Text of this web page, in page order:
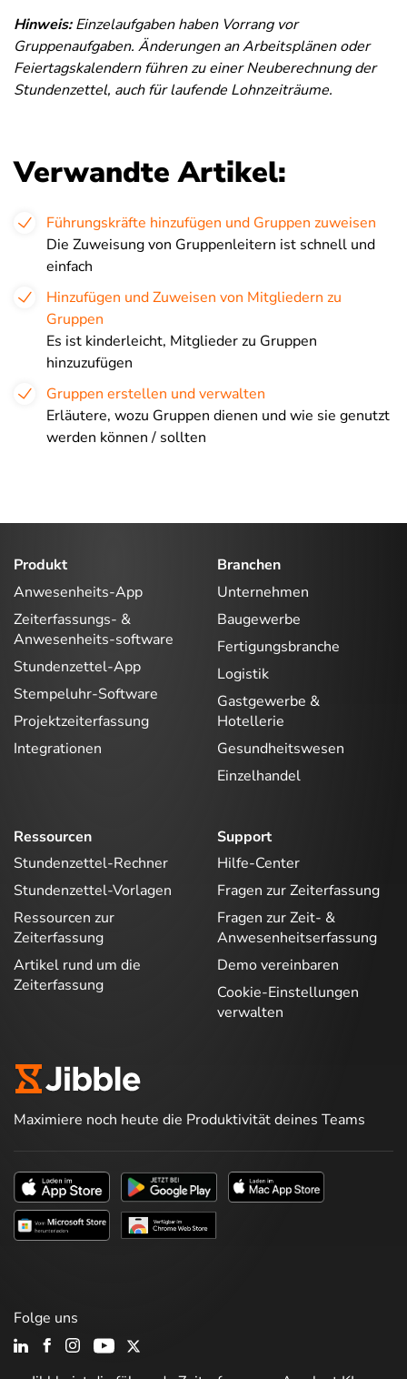
Hinweis:Einzelaufgaben haben Vorrang vor
Gruppenaufgaben. Änderungen an Arbeitsplänen oder
Feiertagskalendern führen zu einer Neuberechnung der
Stundenzettel, auch für laufende Lohnzeiträume.
Verwandte Artikel:
Führungskräfte hinzufügen und Gruppen zuweisen
Die Zuweisung von Gruppenleitern ist schnell und
einfach
Hinzufügen und Zuweisen von Mitgliedern zu
Gruppen
Es ist kinderleicht, Mitglieder zu Gruppen
hinzuzufügen
Gruppen erstellen und verwalten
Erläutere, wozu Gruppen dienen und wie sie genutzt
werden können / sollten
Produkt
Anwesenheits-App
Zeiterfassungs- &
Anwesenheits-software
Stundenzettel-App
Stempeluhr-Software
Projektzeiterfassung
Integrationen
Branchen
Unternehmen
Baugewerbe
Fertigungsbranche
Logistik
Gastgewerbe &
Hotellerie
Gesundheitswesen
Einzelhandel
Ressourcen
Stundenzettel-Rechner
Stundenzettel-Vorlagen
Ressourcen zur
Zeiterfassung
Artikel rund um die
Zeiterfassung
Support
Hilfe-Center
Fragen zur Zeiterfassung
Fragen zur Zeit- &
Anwesenheitserfassung
Demo vereinbaren
Cookie-Einstellungen
verwalten
Maximiere noch heute die Produktivität deines Teams
Folge uns